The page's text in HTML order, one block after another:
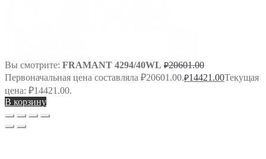
Вы смотрите: FRAMANT 4294/40WL ₽20601.00
Первоначальная цена составляла ₽20601.00.₽14421.00Текущая
цена: ₽14421.00.
В корзину